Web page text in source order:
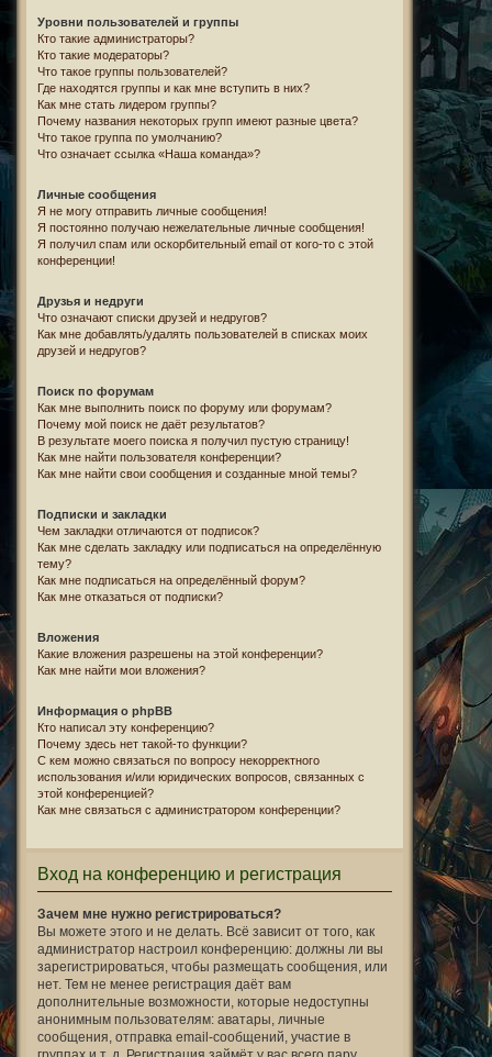
Уровни пользователей и группы
Кто такие администраторы?
Кто такие модераторы?
Что такое группы пользователей?
Где находятся группы и как мне вступить в них?
Как мне стать лидером группы?
Почему названия некоторых групп имеют разные цвета?
Что такое группа по умолчанию?
Что означает ссылка «Наша команда»?
Личные сообщения
Я не могу отправить личные сообщения!
Я постоянно получаю нежелательные личные сообщения!
Я получил спам или оскорбительный email от кого-то с этой
конференции!
Друзья и недруги
Что означают списки друзей и недругов?
Как мне добавлять/удалять пользователей в списках моих
друзей и недругов?
Поиск по форумам
Как мне выполнить поиск по форуму или форумам?
Почему мой поиск не даёт результатов?
В результате моего поиска я получил пустую страницу!
Как мне найти пользователя конференции?
Как мне найти свои сообщения и созданные мной темы?
Подписки и закладки
Чем закладки отличаются от подписок?
Как мне сделать закладку или подписаться на определённую
тему?
Как мне подписаться на определённый форум?
Как мне отказаться от подписки?
Вложения
Какие вложения разрешены на этой конференции?
Как мне найти мои вложения?
Информация о phpBB
Кто написал эту конференцию?
Почему здесь нет такой-то функции?
С кем можно связаться по вопросу некорректного
использования и/или юридических вопросов, связанных с
этой конференцией?
Как мне связаться с администратором конференции?
Вход на конференцию и регистрация
Зачем мне нужно регистрироваться?
Вы можете этого и не делать. Всё зависит от того, как
администратор настроил конференцию: должны ли вы
зарегистрироваться, чтобы размещать сообщения, или
нет. Тем не менее регистрация даёт вам
дополнительные возможности, которые недоступны
анонимным пользователям: аватары, личные
сообщения, отправка email-сообщений, участие в